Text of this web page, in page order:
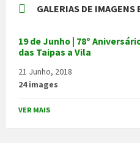
GALERIAS DE IMAGENS
19 de Junho | 78º
das Taipas a Vila
21 Junho, 2018
24 images
VER MAIS